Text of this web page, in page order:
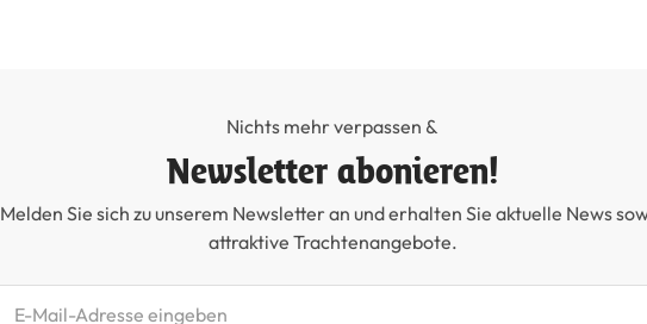
Nichts mehr verpassen &
Newsletter abonieren!
Melden Sie sich zu unserem Newsletter an und erhalten Sie aktuelle News
attraktive Trachtenangebote.
Newsletter abonnieren